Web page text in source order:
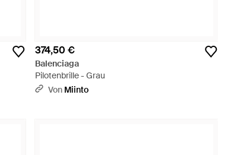
374,50 €
Balenciaga
Pilotenbrille - Grau
Von Miinto